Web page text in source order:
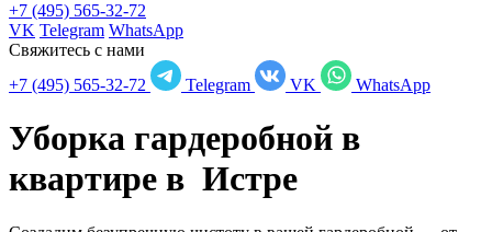
+7 (495) 565-32-72
VK Telegram WhatsApp
Свяжитесь с нами
+7 (495) 565-32-72
Telegram VK WhatsApp
Уборка гардеробной в
квартире в Истре